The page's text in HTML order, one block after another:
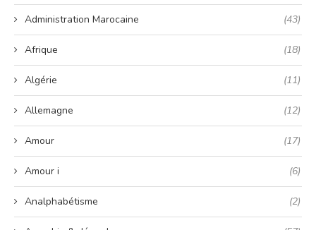
Administration Marocaine (43)
Afrique (18)
Algérie (11)
Allemagne (12)
Amour (17)
Amour i (6)
Analphabétisme (2)